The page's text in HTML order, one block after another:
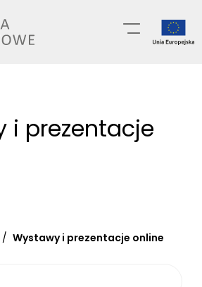
i prezentacje
Wystawy i prezentacje online